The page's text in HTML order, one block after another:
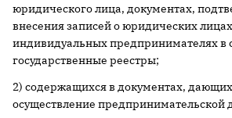
юридического лица, документах,
внесения записей о юридических
индивидуальных предпринимателях в
государственные реестры;
2) содержащихся в документах,
осуществление предпринимательской